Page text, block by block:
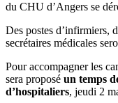
du CHU d’Angers se
Des postes d’infirmiers,
secrétaires médicales
Pour accompagner les
sera proposé un temps
d’hospitaliers, jeudi 2